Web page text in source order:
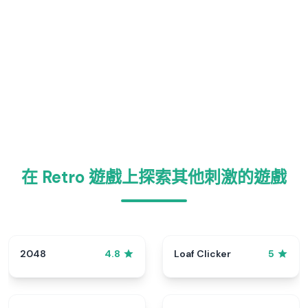
在 Retro 遊戲上探索其他刺激的遊戲
2048 4.8 Loaf Clicker 5